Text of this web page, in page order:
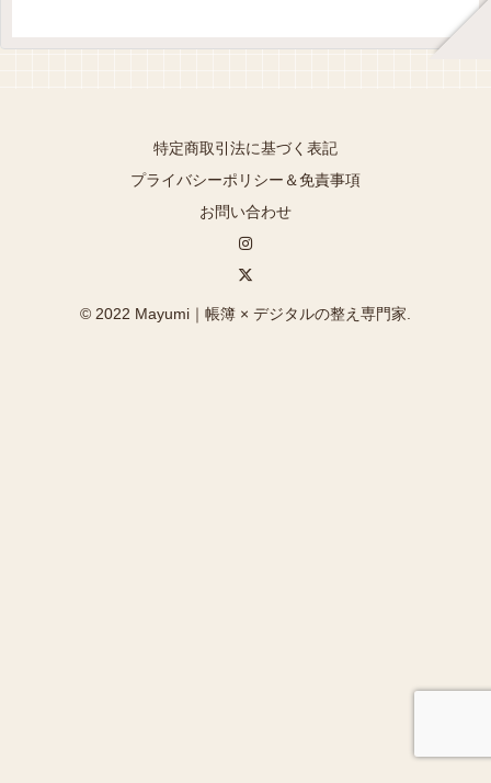
特定商取引法に基づく表記
プライバシーポリシー＆免責事項
お問い合わせ
© 2022 Mayumi｜帳簿 × デジタルの整え専門家.